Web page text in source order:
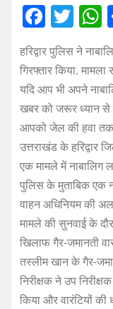
F
a
c
e
b
o
o
k
T
w
it
te
r
h
s
p
हरिद्वार पुलिस ने
गिरफ्तार किया.
यदि आप भी अपने
खबर को जरूर ध्यान से
आपको जेल की हवा तक
उत्तराखंड के हरिद्वार
एक मामले में नाबालिग
पुलिस के मुताबिक एक
वाहन अधिनियम की
मामले की सुनवाई के
खिलाफ गैर-जमानती
तस्लीम खान के गैर-
निरीक्षक ने उप
किया और वारंटियों